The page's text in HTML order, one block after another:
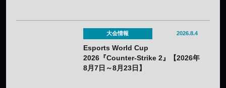
大会情報 2026.8.4
Esports World Cup
2026『Counter-Strike 2』【2026年
8月7日～8月23日】